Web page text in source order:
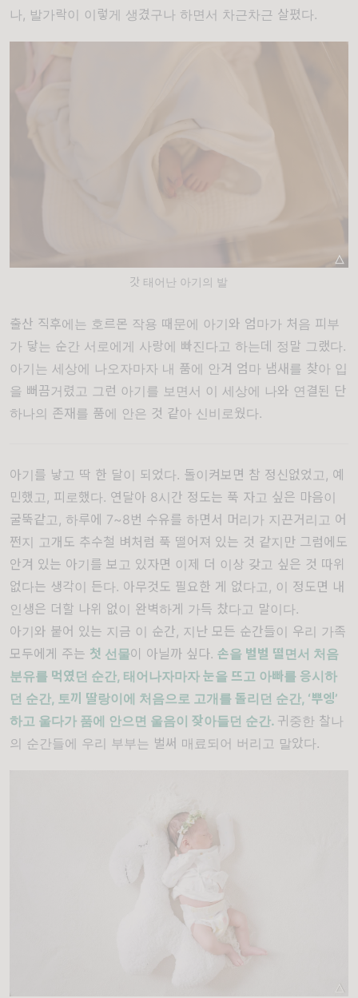
나, 발가락이 이렇게 생겼구나 하면서 차근차근 살폈다.
갓 태어난 아기의 발
출산 직후에는 호르몬 작용 때문에 아기와 엄마가 처음 피부
가 닿는 순간 서로에게 사랑에 빠진다고 하는데 정말 그랬다.
아기는 세상에 나오자마자 내 품에 안겨 엄마 냄새를 찾아 입
을 뻐끔거렸고 그런 아기를 보면서 이 세상에 나와 연결된 단
하나의 존재를 품에 안은 것 같아 신비로웠다.
아기를 낳고 딱 한 달이 되었다. 돌이켜보면 참 정신없었고 , 예
민했고 , 피로했다. 연달아 8시간 정도는 푹 자고 싶은 마음이
굴뚝같고 , 하루에 7~8번 수유를 하면서 머리가 지끈거리고 어
쩐지 고개도 추수철 벼처럼 푹 떨어져 있는 것 같지만 그럼에도
안겨 있는 아기를 보고 있자면 이제 더 이상 갖고 싶은 것 따위
없다는 생각이 든다. 아무것도 필요한 게 없다고 , 이 정도면 내
인생은 더할 나위 없이 완벽하게 가득 찼다고 말이다.
아기와 붙어 있는 지금 이 순간, 지난 모든 순간들이 우리 가족
모두에게 주는 첫 선물이 아닐까 싶다. 손을 벌벌 떨면서 처음
분유를 먹였던 순간, 태어나자마자 눈을 뜨고 아빠를 응시하
던 순간, 토끼 딸랑이에 처음으로 고개를 돌리던 순간, ‘뿌엥’
하고 울다가 품에 안으면 울음이 잦아들던 순간. 귀중한 찰나
의 순간들에 우리 부부는 벌써 매료되어 버리고 말았다.